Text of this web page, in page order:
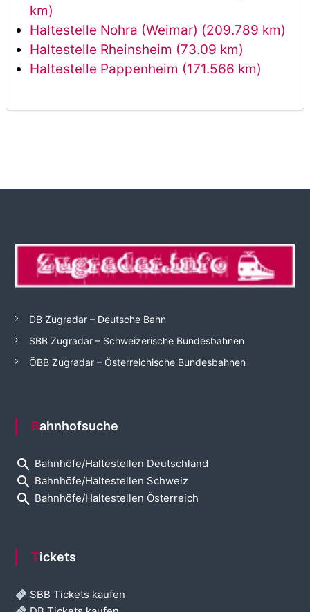
km)
Haltestelle Nohra (Weimar) (209.789 km)
Haltestelle Rheinsheim (73.09 km)
Haltestelle Pappenheim (171.566 km)
DB Zugradar – Deutsche Bahn
SBB Zugradar – Schweizerische Bundesbahnen
ÖBB Zugradar – Österreichische Bundesbahnen
Bahnhofsuche
search Bahnhöfe/Haltestellen Deutschland
search Bahnhöfe/Haltestellen Schweiz
search Bahnhöfe/Haltestellen Österreich
Tickets
SBB Tickets kaufen